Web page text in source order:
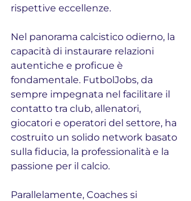
rispettive eccellenze.
Nel panorama calcistico odierno, la
capacità di instaurare relazioni
autentiche e proficue è
fondamentale. FutbolJobs, da
sempre impegnata nel facilitare il
contatto tra club, allenatori,
giocatori e operatori del settore, ha
costruito un solido network basato
sulla fiducia, la professionalità e la
passione per il calcio.
Parallelamente, Coaches si